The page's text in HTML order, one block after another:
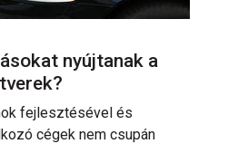
nyújtanak a
fejlesztésével és
cégek nem csupán